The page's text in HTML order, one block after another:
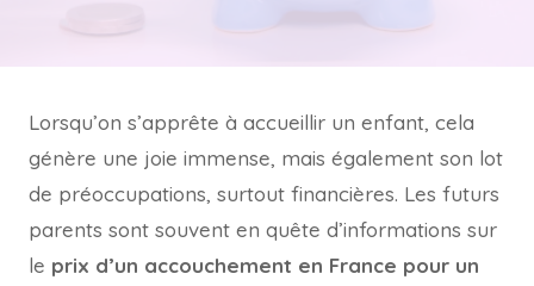
Lorsqu’on s’apprête à accueillir un enfant, cela
génère une joie immense, mais également son lot
de préoccupations, surtout financières. Les futurs
parents sont souvent en quête d’informations sur
le prix d’un accouchement en France pour un